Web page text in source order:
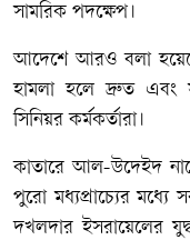
সামরিক পদক্ষেপ।
আদেশে আরও বলা
হামলা হলে দ্রুত এবং
সিনিয়র কর্মকর্তারা।
কাতারে আল-উদেইদ নামে
পুরো মধ্যপ্রাচ্যের মধ্যে
দখলদার ইসরায়েলের